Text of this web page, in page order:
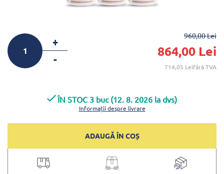
+
-
960,00 Lei
864,00 Lei
714,05 Leifără TVA
ÎN STOC 3 buc (12. 8. 2026 la dvs)
Informații despre livrare
ADAUGĂ ÎN COȘ